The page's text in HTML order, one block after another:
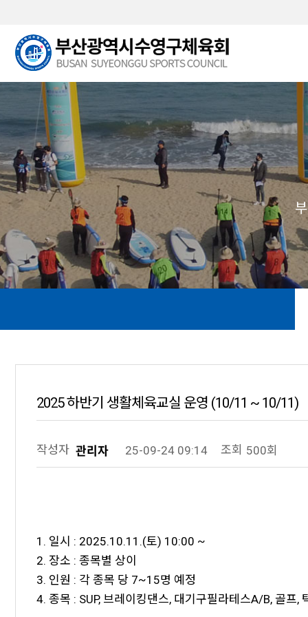
2025 하반기 생활체육교실 운영 (10/11 ~ 10/11)
작성자 관리자 25-09-24 09:14 조회 500회
1. 일시 : 2025.10.11.(토) 10:00 ~
2. 장소 : 종목별 상이
3. 인원 : 각 종목 당 7~15명 예정
4. 종목 : SUP, 브레이킹댄스, 대기구필라테스A/B, 골프,